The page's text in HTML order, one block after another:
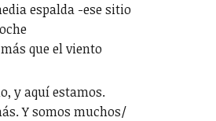
espalda -ese sitio
que el viento
y aquí estamos.
Y somos muchos/